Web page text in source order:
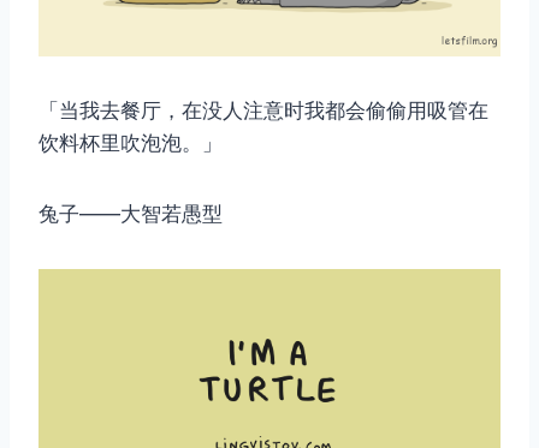
「当我去餐厅，在没人注意时我都会偷偷用吸管在
饮料杯里吹泡泡。」
兔子——大智若愚型